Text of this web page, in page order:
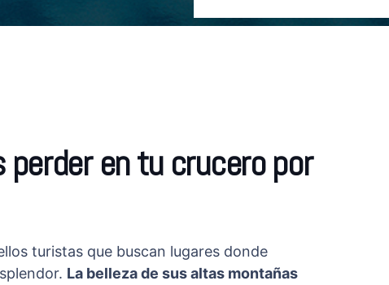
en tu crucero por
turistas que buscan lugares donde
La belleza de sus altas montañas